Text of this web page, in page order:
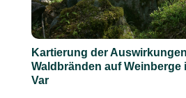
Kartierung der
Waldbränden auf Weinberge
Var